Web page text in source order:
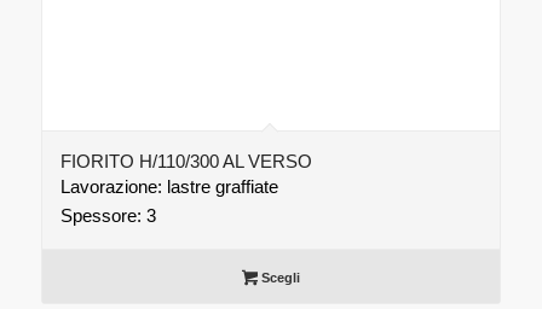
FIORITO H/110/300 AL VERSO
Lavorazione: lastre graffiate
Spessore: 3
Scegli